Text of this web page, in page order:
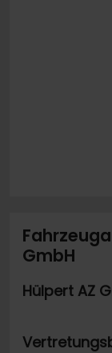
GmbH
Hülpert AZ